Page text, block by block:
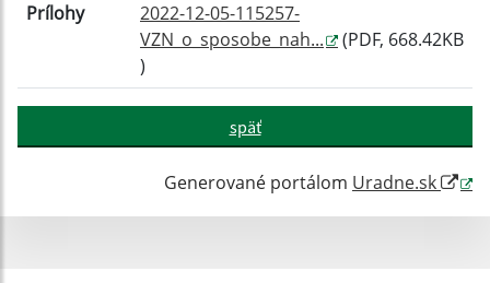
Prílohy
2022-12-05-115257-
VZN_o_sposobe_nah...
(PDF, 668.42KB
)
späť
Generované portálom Uradne.sk